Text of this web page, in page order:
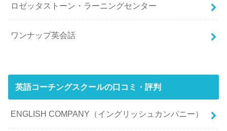
ロゼッタストーン・ラーニングセンター
ワンナップ英会話
英語コーチングスクールの口コミ・評判
ENGLISH COMPANY（イングリッシュカンパニー）